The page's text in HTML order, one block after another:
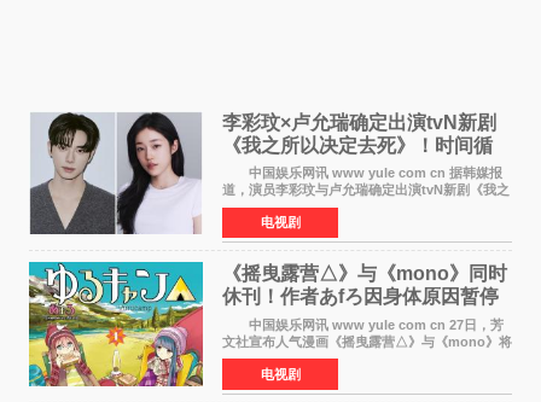
李彩玟×卢允瑞确定出演tvN新剧
《我之所以决定去死》！时间循
环青春爱情来袭
中国娱乐网讯 www yule com cn 据韩媒报
道，演员李彩玟与卢允瑞确定出演tvN新剧《我之
所以决定去死》，分别担任男女主角。该剧预计
将于明年播出，引发观众期待。 本剧改编自
NAVER同名人气
电视剧
《摇曳露营△》与《mono》同时
休刊！作者あfろ因身体原因暂停
双连载
中国娱乐网讯 www yule com cn 27日，芳
文社宣布人气漫画《摇曳露营△》与《mono》将
暂停连载一段时间，原因是漫画家あfろ身体状况
不佳。 编辑部表示：一直承蒙各位对
《mono》的喜爱，
电视剧